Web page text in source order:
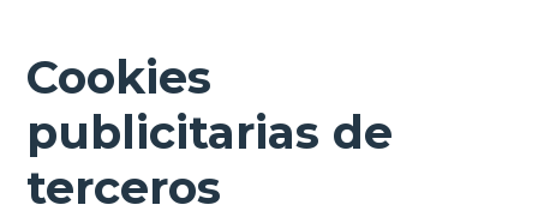
Cookies
publicitarias de
terceros